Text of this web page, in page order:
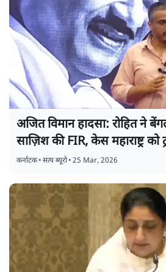
अजित विमान हादसा: रोहित ने
साज़िश की FIR, केस महाराष्ट्र को
कर्नाटक•सत्य ब्यूरो•25 Mar, 2026